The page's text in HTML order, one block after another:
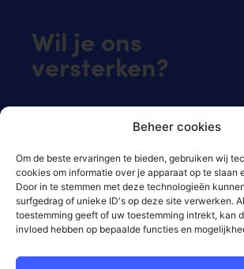
Beheer cookies
Om de beste ervaringen te bieden, gebruiken wij
cookies om informatie over je apparaat op te slaan
Door in te stemmen met deze technologieën
surfgedrag of unieke ID's op deze site verwerken.
toestemming geeft of uw toestemming intrekt, kan
invloed hebben op bepaalde functies en
Wil je ons
versterken?
Je donatie is meer dan welkom!
NL66 RBRB 8835 1905 92 (Regiobank)
t.n.v. Stichting Genoeg om te leven.